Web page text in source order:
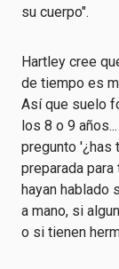
su cuerpo".
Hartley cree
de tiempo es
Así que suelo
los 8 o 9
pregunto '¿has
preparada
hayan hablado
a mano, si
o si tienen